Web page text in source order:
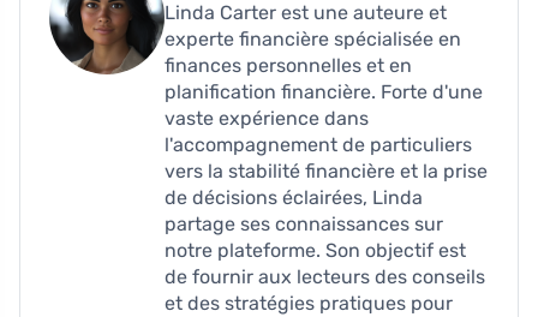
Linda Carter est une auteure et
experte financière spécialisée en
finances personnelles et en
planification financière. Forte d'une
vaste expérience dans
l'accompagnement de particuliers
vers la stabilité financière et la prise
de décisions éclairées, Linda
partage ses connaissances sur
notre plateforme. Son objectif est
de fournir aux lecteurs des conseils
et des stratégies pratiques pour